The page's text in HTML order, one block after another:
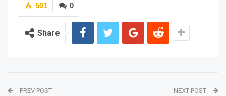
0
501
Share
PREV POST NEXT POST